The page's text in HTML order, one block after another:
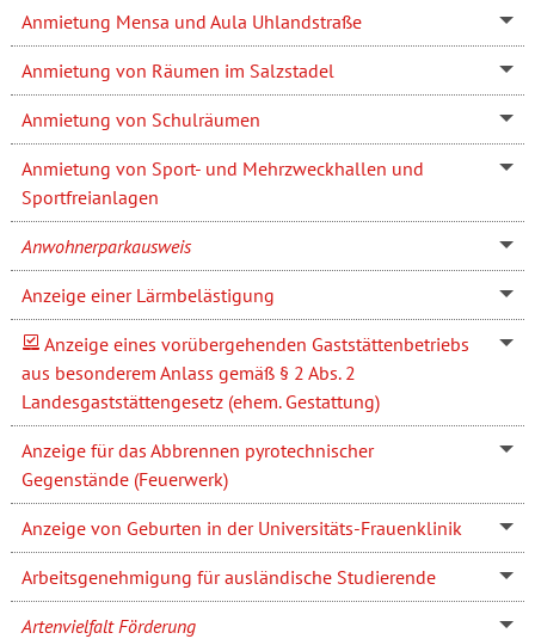
Anmietung Mensa und Aula Uhlandstraße
Anmietung von Räumen im Salzstadel
Anmietung von Schulräumen
Anmietung von Sport- und Mehrzweckhallen und
Sportfreianlagen
Anwohnerparkausweis
Anzeige einer Lärmbelästigung
Anzeige eines vorübergehenden Gaststättenbetriebs
aus besonderem Anlass gemäß § 2 Abs. 2
Landesgaststättengesetz (ehem. Gestattung)
Anzeige für das Abbrennen pyrotechnischer
Gegenstände (Feuerwerk)
Anzeige von Geburten in der Universitäts-Frauenklinik
Arbeitsgenehmigung für ausländische Studierende
Artenvielfalt Förderung